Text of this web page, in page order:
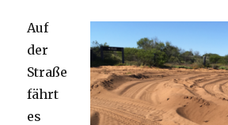
Auf
der
Straße
fährt
es